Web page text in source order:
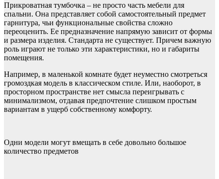
Прикроватная тумбочка – не просто часть мебели для
спальни. Она представляет собой самостоятельный предмет
гарнитура, чьи функциональные свойства сложно
переоценить. Ее предназначение напрямую зависит от формы
и размера изделия. Стандарта не существует. Причем важную
роль играют не только эти характеристики, но и габариты
помещения.
Например, в маленькой комнате будет неуместно смотреться
громоздкая модель в классическом стиле. Или, наоборот, в
просторном пространстве нет смысла переигрывать с
минимализмом, отдавая предпочтение слишком простым
вариантам в ущерб собственному комфорту.
Одни модели могут вмещать в себе довольно большое
количество предметов